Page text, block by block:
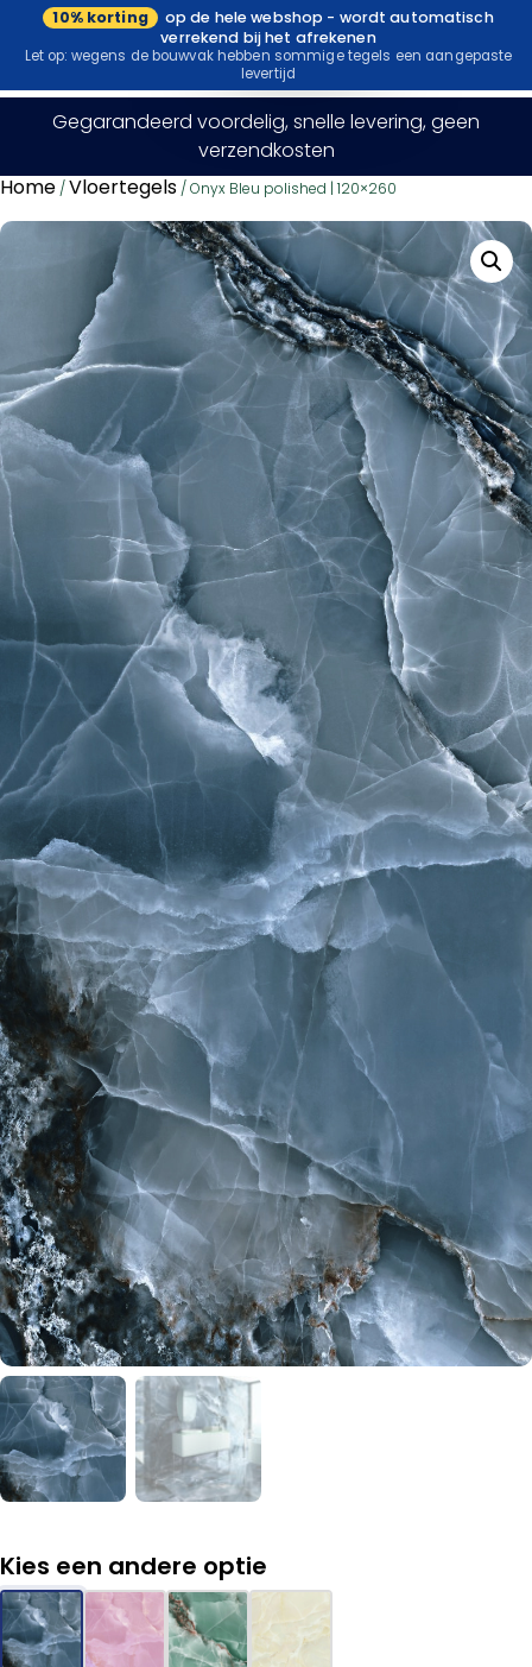
10% korting
op de hele webshop - wordt automatisch
verrekend bij het afrekenen
Let op: wegens de bouwvak hebben sommige tegels een aangepaste
levertijd
Bezoek onze
showroom
Gegarandeerd voordelig, snelle levering, geen
verzendkosten
Home /Vloertegels / Onyx Bleu polished | 120×260
Kies een andere optie